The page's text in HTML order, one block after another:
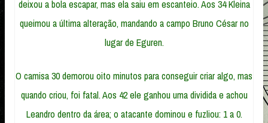
deixou a bola escapar, mas ela saiu em escanteio. Aos 34 Kleina
queimou a última alteração, mandando a campo Bruno César no
lugar de Eguren.
O camisa 30 demorou oito minutos para conseguir criar algo, mas
quando criou, foi fatal. Aos 42 ele ganhou uma dividida e achou
Leandro dentro da área; o atacante dominou e fuzliou: 1 a 0.